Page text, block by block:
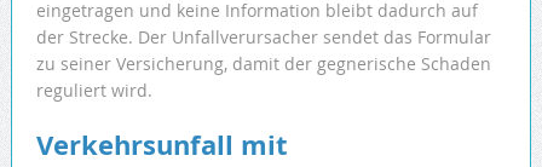
eingetragen und keine Information bleibt dadurch auf
der Strecke. Der Unfallverursacher sendet das Formular
zu seiner Versicherung, damit der gegnerische Schaden
reguliert wird.
Verkehrsunfall mit